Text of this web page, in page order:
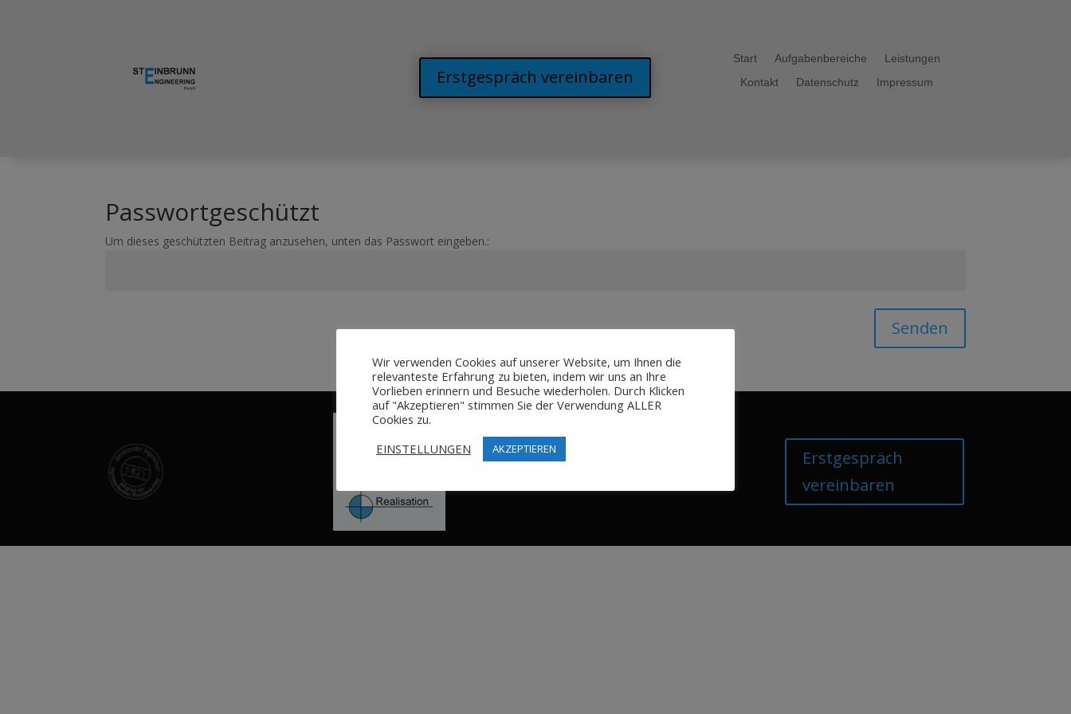
Erstgespräch vereinbaren
Start Aufgabenbereiche
Leistungen
Kontakt
Datenschutz Impressum
Passwortgeschützt
Um dieses geschützten Beitrag anzusehen, unten das Passwort eingeben.:
Senden
Erstgespräch
vereinbaren
Wir verwenden Cookies auf unserer Website, um Ihnen die
relevanteste Erfahrung zu bieten, indem wir uns an Ihre
Vorlieben erinnern und Besuche wiederholen. Durch Klicken
auf "Akzeptieren" stimmen Sie der Verwendung ALLER
Cookies zu.
EINSTELLUNGEN
AKZEPTIEREN